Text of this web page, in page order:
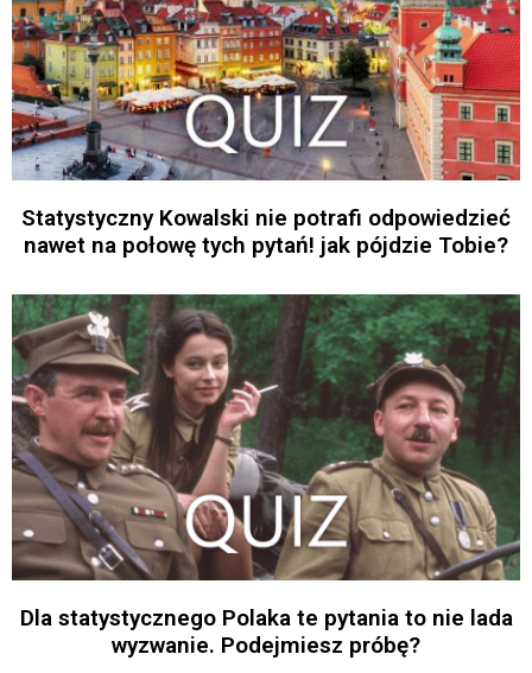
Statystyczny Kowalski nie potrafi odpowiedzieć
nawet na połowę tych pytań! jak pójdzie Tobie?
Dla statystycznego Polaka te pytania to nie lada
wyzwanie. Podejmiesz próbę?